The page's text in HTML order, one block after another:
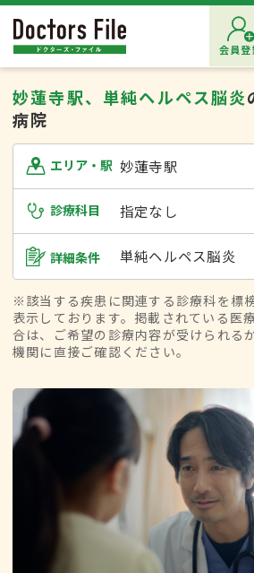
会員登
妙蓮寺駅、単純ヘルペス脳炎
病院
エリア・駅 妙蓮寺駅
診療科目 指定なし
詳細条件 単純ヘルペス脳炎
※該当する疾患に関連する診療科を標
表示しております。掲載されている医
合は、ご希望の診療内容が受けられる
機関に直接ご確認ください。